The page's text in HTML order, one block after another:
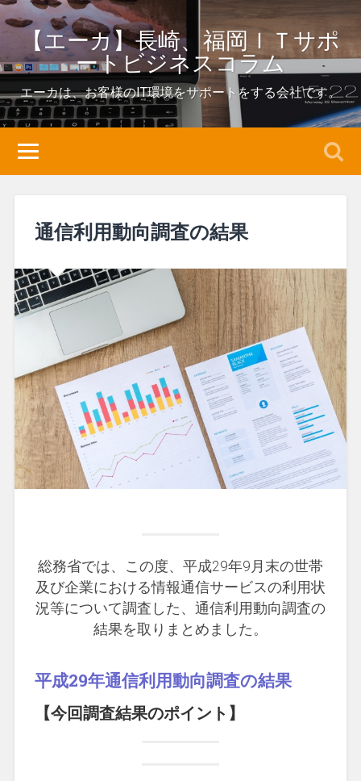
【エーカ】長崎、福岡ＩＴサポ
ートビジネスコラム
エーカは、お客様のIT環境をサポートをする会社です。
通信利用動向調査の結果
総務省では、この度、平成29年9月末の世帯
及び企業における情報通信サービスの利用状
況等について調査した、通信利用動向調査の
結果を取りまとめました。
平成29年通信利用動向調査の結果
【今回調査結果のポイント】